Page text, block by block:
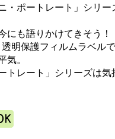
・ポートレート」シリ
にも語りかけてきそう！
明保護フィルムラベル
気。
トレート」シリーズは